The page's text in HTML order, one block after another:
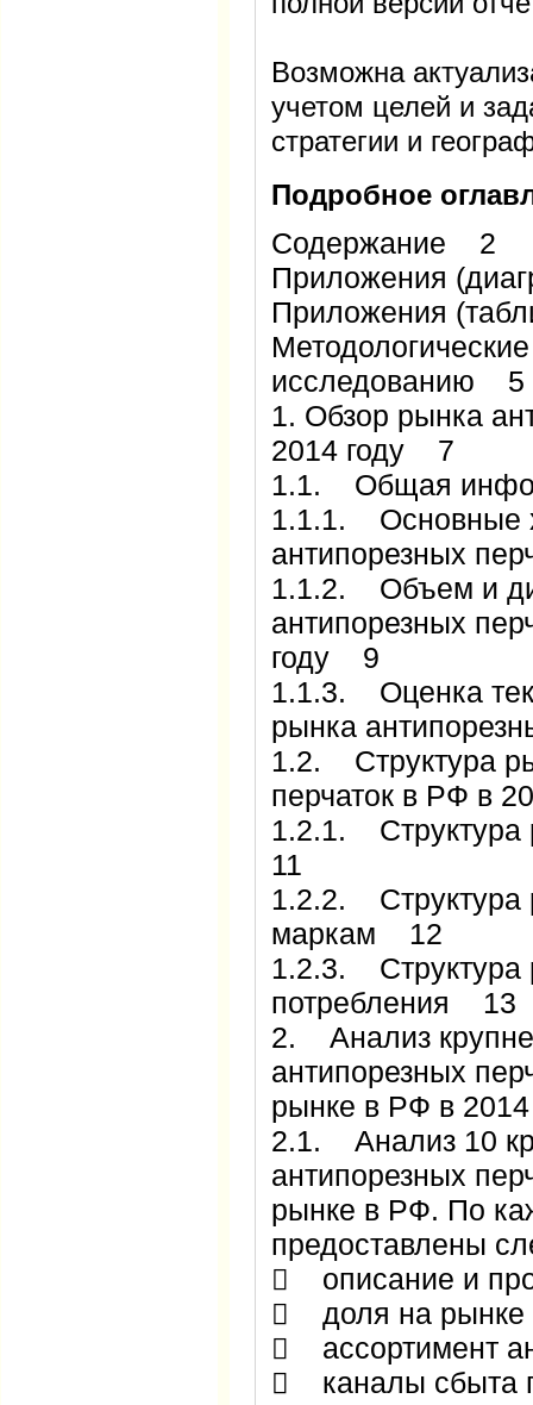
Возможна
учетом целей и
стратегии и
Подробное
Содержание 2
Приложения
Приложения
исследованию 5
1. Обзор рынка
2014 году 7
1.1. Общая
1.1.1. Основные
антипорезных
1.1.2. Объем и
антипорезных
году 9
1.1.3. Оценка
рынка
1.2. Структура
перчаток в РФ в
1.2.1. Структура
11
1.2.2. Структура
маркам 12
1.2.3. Структура
потребления 13
2. Анализ
антипорезных
рынке в РФ в
2.1. Анализ 10
антипорезных
рынке в РФ. По
предоставлены
 описание и
 доля на рынке
 ассортимент
 каналы сбыта